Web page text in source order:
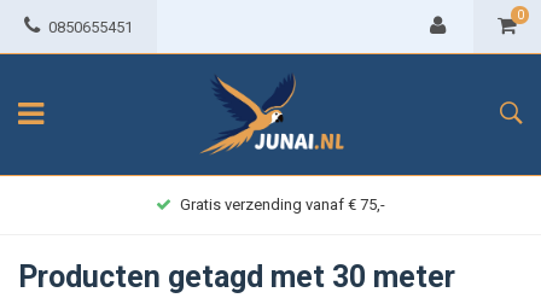
0850655451
0
Gratis verzending vanaf € 75,-
Producten getagd met 30 meter